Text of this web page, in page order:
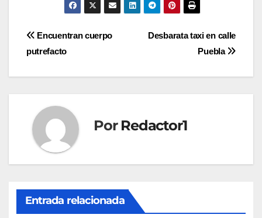
Navegación
de
Desbarata taxi en calle
Puebla
Encuentran cuerpo
putrefacto
Por Redactor1
Entrada relacionada